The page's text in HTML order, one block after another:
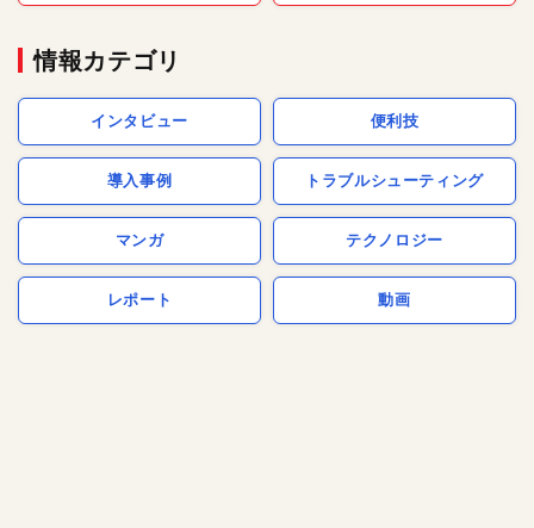
情報カテゴリ
インタビュー 便利技
導入事例 トラブルシューティング
マンガ テクノロジー
レポート 動画